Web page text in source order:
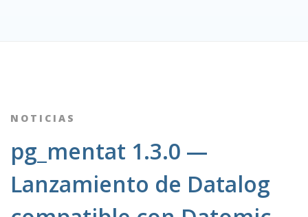
NOTICIAS
pg_mentat 1.3.0 —
Lanzamiento de Datalog